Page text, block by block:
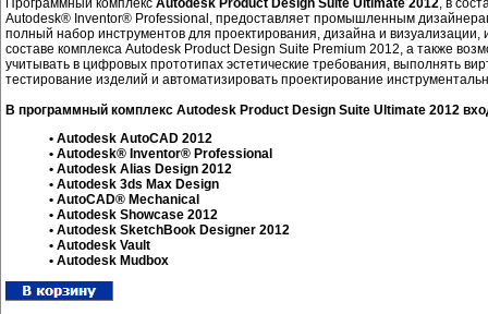
Autodesk® Inventor® Professional, предоставляет промышленным
полный набор инструментов для проектирования, дизайна и
составе комплекса Autodesk Product Design Suite Premium 2012, а также
учитывать в цифровых прототипах эстетические требования, выполнять
тестирование изделий и автоматизировать проектирование
В программный комплекс Autodesk Product Design Suite Ultimate 2012
• Autodesk AutoCAD 2012
• Autodesk® Inventor® Professional
• Autodesk Alias Design 2012
• Autodesk 3ds Max Design
• AutoCAD® Mechanical
• Autodesk Showcase 2012
• Autodesk SketchBook Designer 2012
• Autodesk Vault
• Autodesk Mudbox